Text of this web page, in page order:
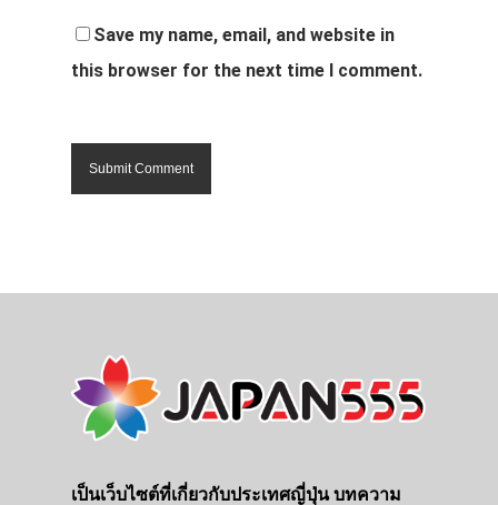
Save my name, email, and website in
this browser for the next time I comment.
เป็นเว็บไซต์ที่เกี่ยวกับประเทศญี่ปุ่น บทความ